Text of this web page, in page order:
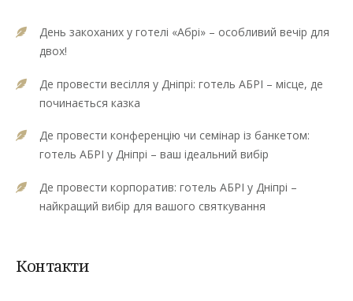
День закоханих у готелі «Абрі» – особливий вечір для
двох!
Де провести весілля у Дніпрі: готель АБРІ – місце, де
починається казка
Де провести конференцію чи семінар із банкетом:
готель АБРІ у Дніпрі – ваш ідеальний вибір
Де провести корпоратив: готель АБРІ у Дніпрі –
найкращий вибір для вашого святкування
Контакти